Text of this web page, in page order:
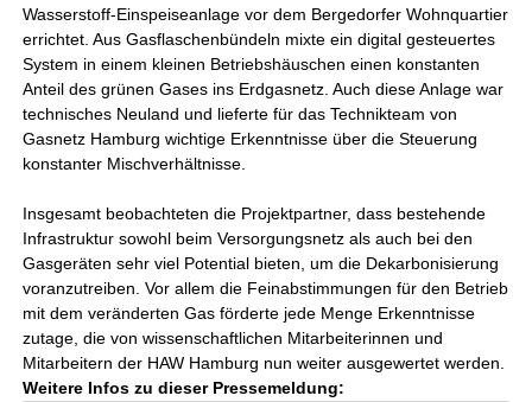
Wasserstoff-Einspeiseanlage vor dem Bergedorfer Wohnquartier
errichtet. Aus Gasflaschenbündeln mixte ein digital gesteuertes
System in einem kleinen Betriebshäuschen einen konstanten
Anteil des grünen Gases ins Erdgasnetz. Auch diese Anlage war
technisches Neuland und lieferte für das Technikteam von
Gasnetz Hamburg wichtige Erkenntnisse über die Steuerung
konstanter Mischverhältnisse.
Insgesamt beobachteten die Projektpartner, dass bestehende
Infrastruktur sowohl beim Versorgungsnetz als auch bei den
Gasgeräten sehr viel Potential bieten, um die Dekarbonisierung
voranzutreiben. Vor allem die Feinabstimmungen für den Betrieb
mit dem veränderten Gas förderte jede Menge Erkenntnisse
zutage, die von wissenschaftlichen Mitarbeiterinnen und
Mitarbeitern der HAW Hamburg nun weiter ausgewertet werden.
Weitere Infos zu dieser Pressemeldung: